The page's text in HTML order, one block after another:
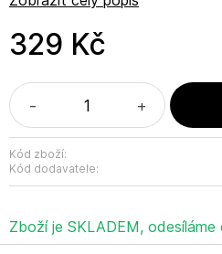
výrobce: Bastion Collections
2b, 3417 XH
329 Kč
- +
Kód zboží:
Kód dodavatele:
Zboží je SKLADEM, odesíláme